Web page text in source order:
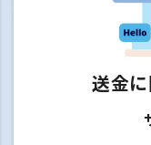
送金